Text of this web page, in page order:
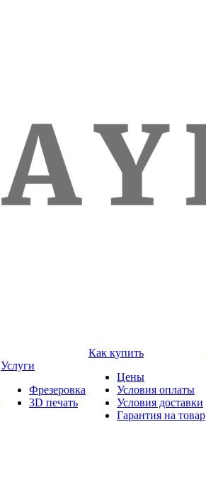
Услуги
Фрезеровка
3D печать
Как купить
Цены
Условия оплаты
Условия доставки
Гарантия на товар